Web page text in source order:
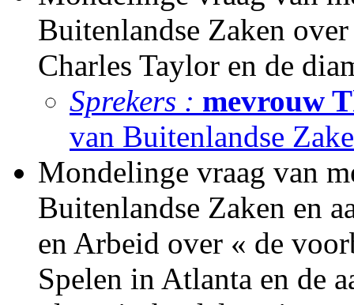
Buitenlandse Zaken
Charles Taylor en de
Sprekers : mevrouw
van Buitenlandse
Mondelinge vraag van
Buitenlandse Zaken en
en Arbeid over « de
Spelen in Atlanta en de